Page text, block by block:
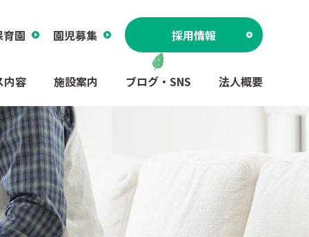
育園 園児募集 採用情報
内容 施設案内 ブログ・SNS 法人概要